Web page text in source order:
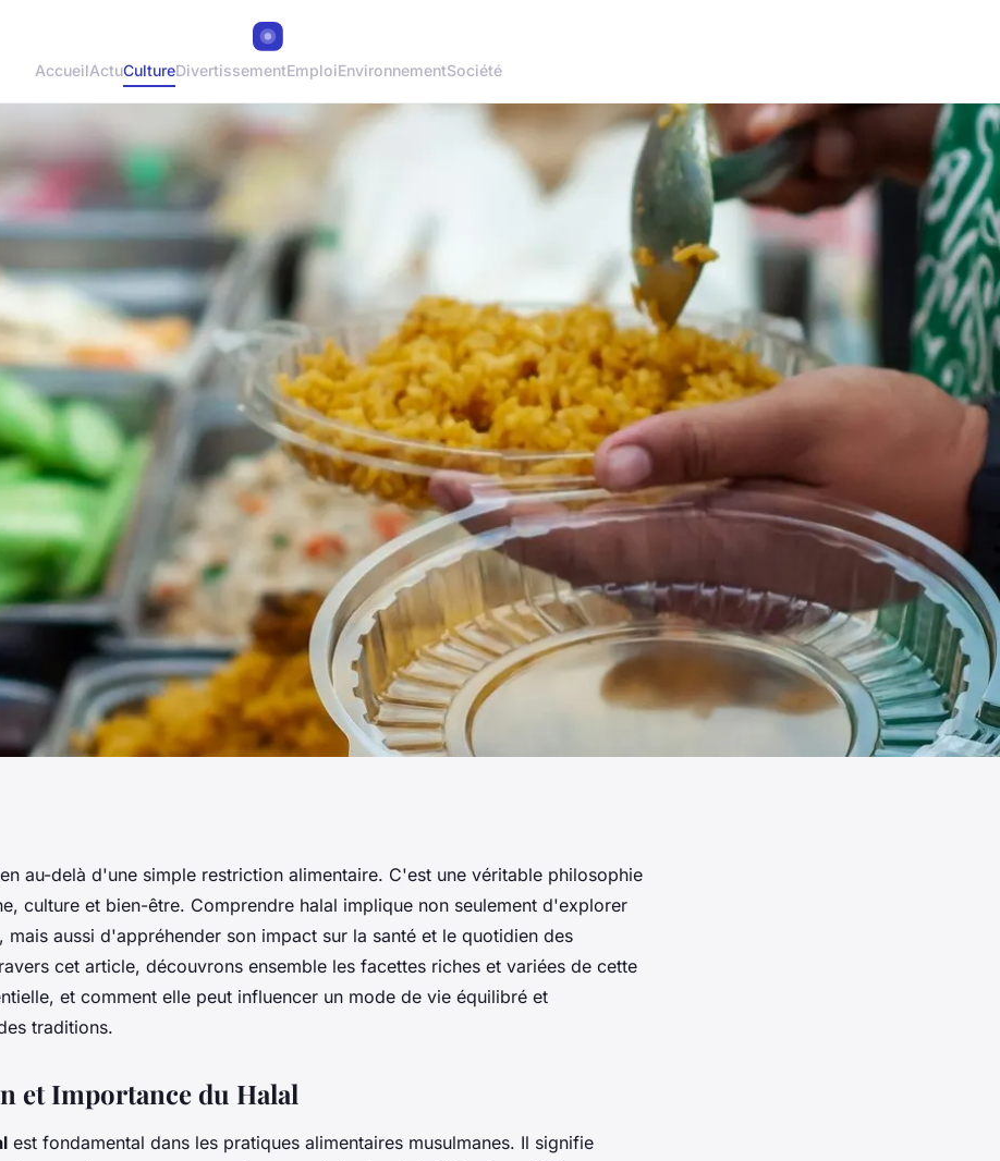
AccueilActuCultureDivertissementEmploiEnvironnementSociété
culture et
au-delà d'une simple restriction alimentaire. C'est une véritable philosophie
culture et bien-être. Comprendre halal implique non seulement d'explorer
mais aussi d'appréhender son impact sur la santé et le quotidien des
cet article, découvrons ensemble les facettes riches et variées de cette
et comment elle peut influencer un mode de vie équilibré et
traditions.
et Importance du Halal
est fondamental dans les pratiques alimentaires musulmanes. Il signifie